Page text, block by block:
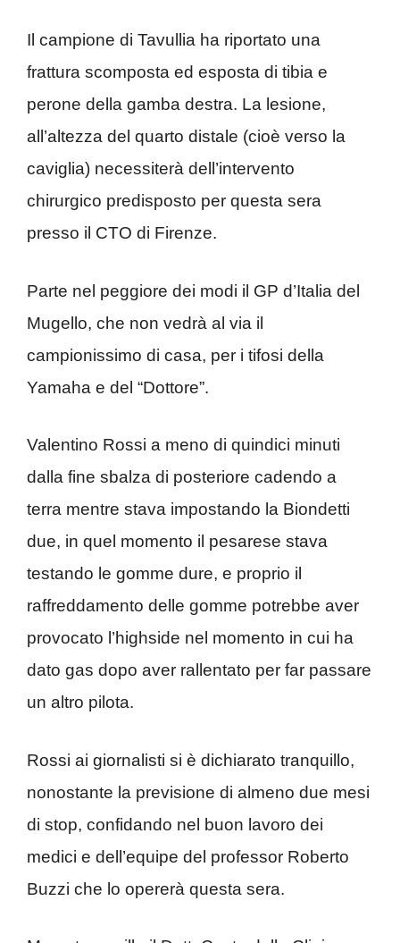
Il campione di Tavullia ha riportato una
frattura scomposta ed esposta di tibia e
perone della gamba destra. La lesione,
all’altezza del quarto distale (cioè verso la
caviglia) necessiterà dell’intervento
chirurgico predisposto per questa sera
presso il CTO di Firenze.
Parte nel peggiore dei modi il GP d’Italia del
Mugello, che non vedrà al via il
campionissimo di casa, per i tifosi della
Yamaha e del “Dottore”.
Valentino Rossi a meno di quindici minuti
dalla fine sbalza di posteriore cadendo a
terra mentre stava impostando la Biondetti
due, in quel momento il pesarese stava
testando le gomme dure, e proprio il
raffreddamento delle gomme potrebbe aver
provocato l’highside nel momento in cui ha
dato gas dopo aver rallentato per far passare
un altro pilota.
Rossi ai giornalisti si è dichiarato tranquillo,
nonostante la previsione di almeno due mesi
di stop, confidando nel buon lavoro dei
medici e dell’equipe del professor Roberto
Buzzi che lo opererà questa sera.